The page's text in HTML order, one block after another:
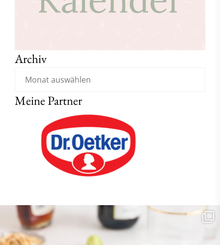
Archiv
Meine Partner